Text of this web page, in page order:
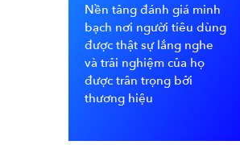
Nền tảng đánh giá minh
bạch nơi người tiêu dùng
được thật sự lắng nghe
và trải nghiệm của họ
được trân trọng bởi
thương hiệu